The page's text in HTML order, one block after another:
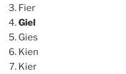
Fier
Giel
Gies
Kien
Kier